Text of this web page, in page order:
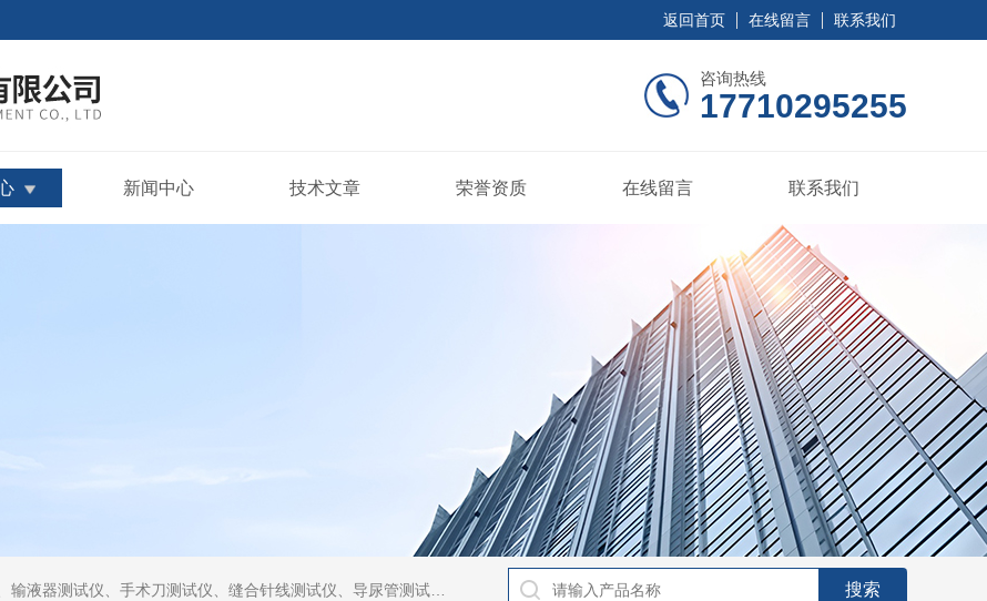
返回首页 在线留言 联系我们
咨询热线
17710295255
新闻中心 技术文章 荣誉资质 在线留言 联系我们
合针线测试仪、导尿管测试仪、医用镊钳测试仪、导引管导丝测试仪、针灸针测试仪、留置针测试仪